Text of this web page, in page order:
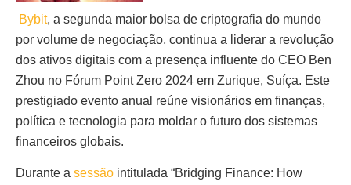
Bybit, a segunda maior bolsa de criptografia do mundo
por volume de negociação, continua a liderar a revolução
dos ativos digitais com a presença influente do CEO Ben
Zhou no Fórum Point Zero 2024 em Zurique, Suíça. Este
prestigiado evento anual reúne visionários em finanças,
política e tecnologia para moldar o futuro dos sistemas
financeiros globais.
Durante a sessão intitulada “Bridging Finance: How